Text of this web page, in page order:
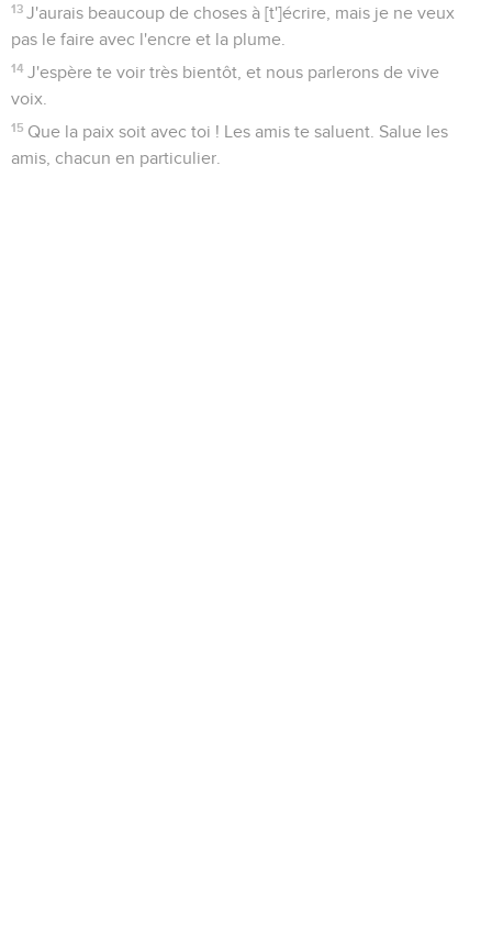
13 J'aurais beaucoup de choses à [t']écrire, mais je ne veux
pas le faire avec l'encre et la plume.
14 J'espère te voir très bientôt, et nous parlerons de vive
voix.
15 Que la paix soit avec toi ! Les amis te saluent. Salue les
amis, chacun en particulier.